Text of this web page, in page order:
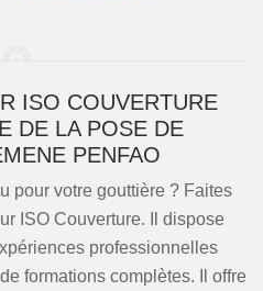
ISO COUVERTURE
DE LA POSE DE
PENFAO
pour votre gouttière ? Faites
ISO Couverture. Il dispose
professionnelles
formations complètes. Il offre